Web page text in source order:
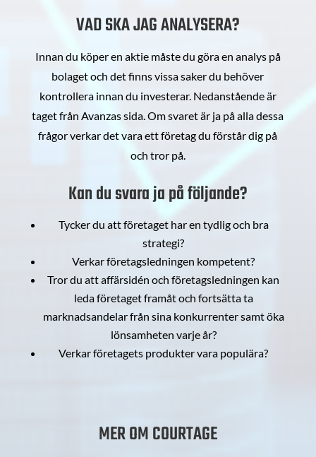
VAD SKA JAG ANALYSERA?
Innan du köper en aktie måste du göra en analys på
bolaget och det finns vissa saker du behöver
kontrollera innan du investerar. Nedanstående är
taget från Avanzas sida. Om svaret är ja på alla dessa
frågor verkar det vara ett företag du förstår dig på
och tror på.
Kan du svara ja på följande?
Tycker du att företaget har en tydlig och bra
strategi?
Verkar företagsledningen kompetent?
Tror du att affärsidén och företagsledningen kan
leda företaget framåt och fortsätta ta
marknadsandelar från sina konkurrenter samt öka
lönsamheten varje år?
Verkar företagets produkter vara populära?
MER OM COURTAGE